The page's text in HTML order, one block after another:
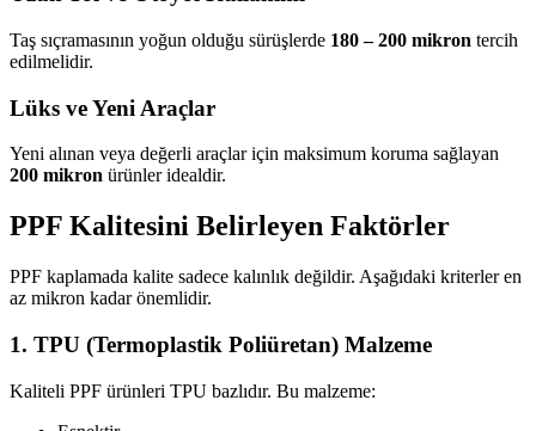
Taş sıçramasının yoğun olduğu sürüşlerde 180 – 200 mikron tercih
edilmelidir.
Lüks ve Yeni Araçlar
Yeni alınan veya değerli araçlar için maksimum koruma sağlayan
200 mikron ürünler idealdir.
PPF Kalitesini Belirleyen Faktörler
PPF kaplamada kalite sadece kalınlık değildir. Aşağıdaki kriterler en
az mikron kadar önemlidir.
1. TPU (Termoplastik Poliüretan) Malzeme
Kaliteli PPF ürünleri TPU bazlıdır. Bu malzeme: